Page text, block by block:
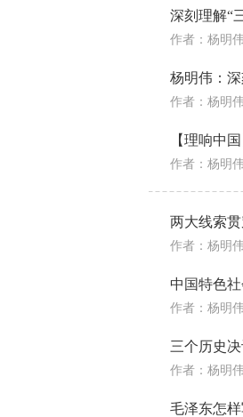
深刻理解“
作者：杨明伟
杨明伟：
作者：杨明伟
【理响中
作者：杨明伟
两大线索
作者：杨明伟
中国特色
作者：杨明伟
三个历史
作者：杨明伟
毛泽东怎